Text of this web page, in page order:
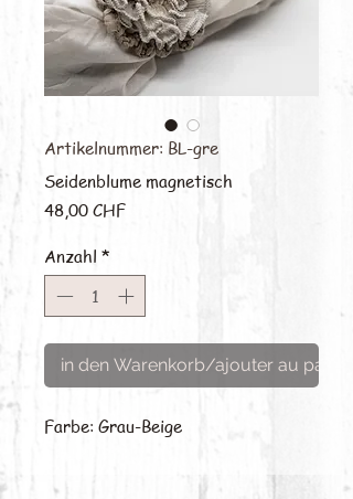
Artikelnummer: BL-gre
Seidenblume magnetisch
48,00 CHFPreis
Anzahl *
in den Warenkorb/ajouter au panier
Farbe: Grau-Beige